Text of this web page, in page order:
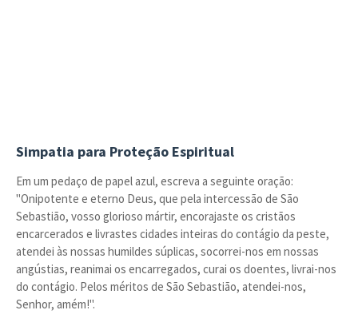
Simpatia para Proteção Espiritual
Em um pedaço de papel azul, escreva a seguinte oração:
"Onipotente e eterno Deus, que pela intercessão de São
Sebastião, vosso glorioso mártir, encorajaste os cristãos
encarcerados e livrastes cidades inteiras do contágio da peste,
atendei às nossas humildes súplicas, socorrei-nos em nossas
angústias, reanimai os encarregados, curai os doentes, livrai-nos
do contágio. Pelos méritos de São Sebastião, atendei-nos,
Senhor, amém!".